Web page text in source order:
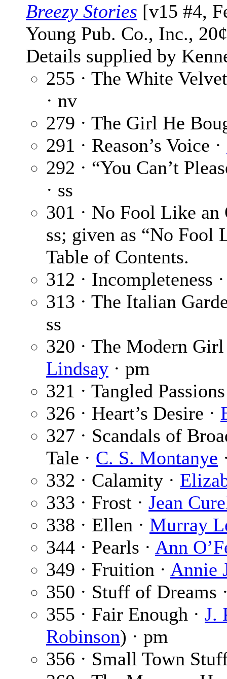
Breezy Stories [v15 #4,
Young Pub. Co., Inc.,
Details supplied by
255 · The White
· nv
279 · The Girl He
291 · Reason’s Voice ·
292 · “You Can’t
· ss
301 · No Fool Like an
ss; given as “No Fool
Table of Contents.
312 · Incompleteness
313 · The Italian
ss
320 · The Modern
Lindsay · pm
321 · Tangled
326 · Heart’s Desire ·
327 · Scandals of
Tale · C. S. Montanye
332 · Calamity ·
333 · Frost · Jean
338 · Ellen · Murray
344 · Pearls · Ann
349 · Fruition · Annie
350 · Stuff of Dreams
355 · Fair Enough · J.
Robinson) · pm
356 · Small Town